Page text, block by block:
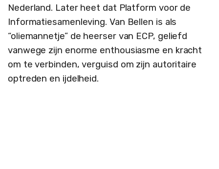
Nederland. Later heet dat Platform voor de
Informatiesamenleving. Van Bellen is als
“oliemannetje” de heerser van ECP, geliefd
vanwege zijn enorme enthousiasme en kracht
om te verbinden, verguisd om zijn autoritaire
optreden en ijdelheid.